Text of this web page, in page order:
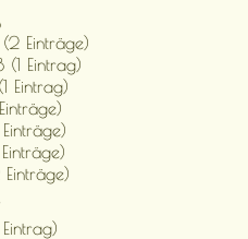
Einträge)
(1 Eintrag)
Eintrag)